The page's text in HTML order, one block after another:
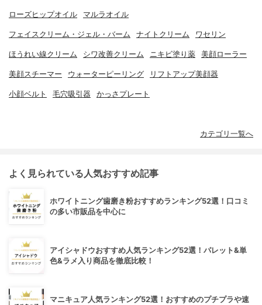
ローズヒップオイル マルラオイル
フェイスクリーム・ジェル・バーム ナイトクリーム ワセリン
ほうれい線クリーム シワ改善クリーム ニキビ塗り薬 美顔ローラー
美顔スチーマー ウォーターピーリング リフトアップ美顔器
小顔ベルト 毛穴吸引器 かっさプレート
カテゴリ一覧へ
よく見られている人気おすすめ記事
ホワイトニング歯磨き粉おすすめランキング52選！口コミ
の多い市販品を中心に
アイシャドウおすすめ人気ランキング52選！パレット&単
色&ラメ入り商品を徹底比較！
マニキュア人気ランキング52選！おすすめのプチプラや速